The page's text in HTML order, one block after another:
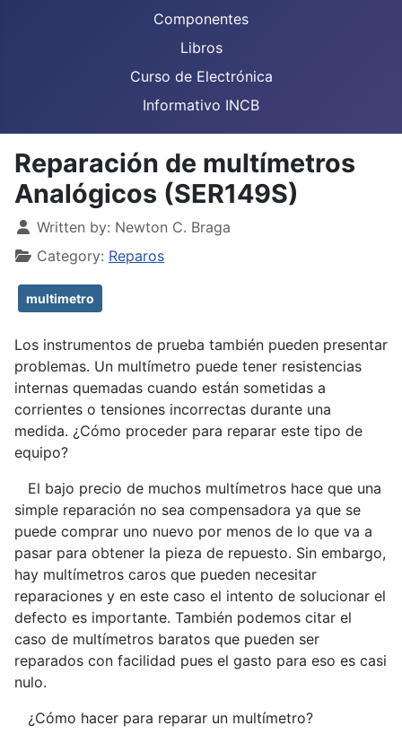
Componentes
Libros
Curso de Electrónica
Informativo INCB
Reparación de multímetros
Analógicos (SER149S)
Details
Written by: Newton C. Braga
Category: Reparos
multimetro
Los instrumentos de prueba también pueden presentar
problemas. Un multímetro puede tener resistencias
internas quemadas cuando están sometidas a
corrientes o tensiones incorrectas durante una
medida. ¿Cómo proceder para reparar este tipo de
equipo?
El bajo precio de muchos multímetros hace que una
simple reparación no sea compensadora ya que se
puede comprar uno nuevo por menos de lo que va a
pasar para obtener la pieza de repuesto. Sin embargo,
hay multímetros caros que pueden necesitar
reparaciones y en este caso el intento de solucionar el
defecto es importante. También podemos citar el
caso de multímetros baratos que pueden ser
reparados con facilidad pues el gasto para eso es casi
nulo.
¿Cómo hacer para reparar un multímetro?